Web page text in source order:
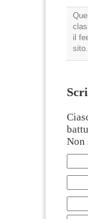
il
sito.
Non